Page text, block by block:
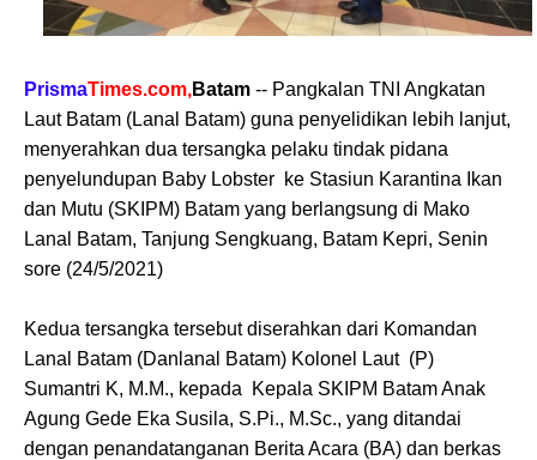
PrismaTimes.com,Batam -- Pangkalan TNI Angkatan
Laut Batam (Lanal Batam) guna penyelidikan lebih lanjut,
menyerahkan dua tersangka pelaku tindak pidana
penyelundupan Baby Lobster ke Stasiun Karantina Ikan
dan Mutu (SKIPM) Batam yang berlangsung di Mako
Lanal Batam, Tanjung Sengkuang, Batam Kepri, Senin
sore (24/5/2021)
Kedua tersangka tersebut diserahkan dari Komandan
Lanal Batam (Danlanal Batam) Kolonel Laut (P)
Sumantri K, M.M., kepada Kepala SKIPM Batam Anak
Agung Gede Eka Susila, S.Pi., M.Sc., yang ditandai
dengan penandatanganan Berita Acara (BA) dan berkas